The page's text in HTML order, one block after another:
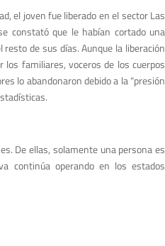
el joven fue liberado en el sector Las
constató que le habían cortado una
de sus días. Aunque la liberación
los familiares, voceros de los cuerpos
lo abandonaron debido a la “presión
De ellas, solamente una persona es
continúa operando en los estados